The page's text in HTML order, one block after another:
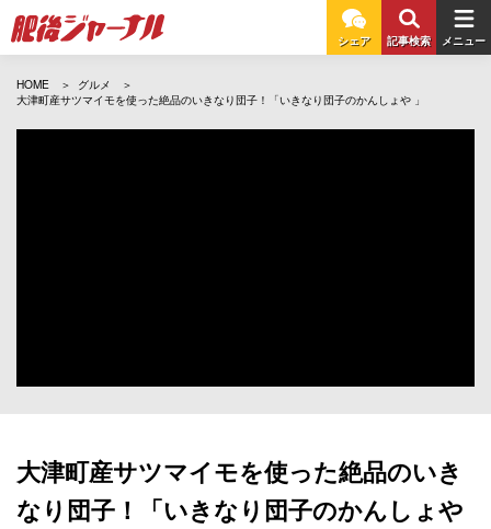
シェア 記事検索 メニュー
HOME
グルメ
大津町産サツマイモを使った絶品のいきなり団子！「いきなり団子のかんしょや 」
大津町産サツマイモを使った絶品のいき
なり団子！「いきなり団子のかんしょや